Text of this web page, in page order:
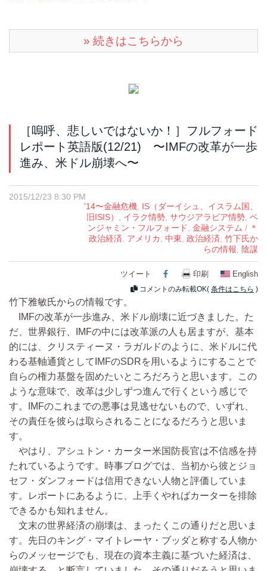
» 続きはこちらから
［嗚呼、悲しいではないか！］フルフォード
レポート英語版(12/21) 〜IMFの改革が一歩
進み、米ドル崩壊へ〜
2015/12/23 8:30 PM
'14〜金融危機
IS（ダーイシュ、イスラム国、
旧ISIS）
イラク情勢 サウジアラビア情勢 ベ
ンジャミン・フルフォード
金融システム / ＊
政治経済
アメリカ 中東 政治経済 竹下氏か
らの情報
陰謀
ツイート Facebook
印刷 English
コメントのみ転載OK( 条件はこちら )
竹下雅敏氏からの情報です。
IMFの改革が一歩進み、米ドル崩壊に近づきました。た
だ、世界銀行、IMFの中には改革派の人も居ますが、基本
的には、クリスティーヌ・ラガルドのように、米ドルに代
わる基軸通貨としてIMFのSDRを用いるようにすることで
自らの権力基盤を固めたいところだろうと思います。この
ような意味で、改革は少しずつ進んで行くという感じで
す。IMFのこれまでの悪事は見逃せないもので、いずれ、
その責任を彼らは取らされることになるだろうと思いま
す。
やはり、アシュトン・カーター米国防長官は不信感を持
たれているようです。時事ブログでは、当初から彼とジョ
セフ・ダンフォードは信用できない人物と評価していま
す。レポートにあるように、上手くやればカーターを排除
できるかも知れません。
文末の世界経済の崩壊は、まったくこの通りだと思いま
す。先日のキング・マイトレーヤ・ブッダと称する人物か
らのメッセージでも、現在の資本主義に基づいた経済は、